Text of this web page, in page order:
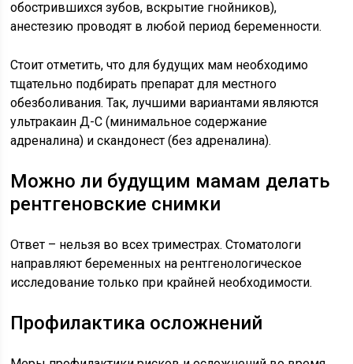
обострившихся зубов, вскрытие гнойников),
анестезию проводят в любой период беременности.
Стоит отметить, что для будущих мам необходимо
тщательно подбирать препарат для местного
обезболивания. Так, лучшими вариантами являются
ультракаин Д-С (минимальное содержание
адреналина) и скандонест (без адреналина).
Можно ли будущим мамам делать
рентгеновские снимки
Ответ – нельзя во всех триместрах. Стоматологи
направляют беременных на рентгенологическое
исследование только при крайней необходимости.
Профилактика осложнений